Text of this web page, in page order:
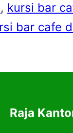
, kursi bar
bar cafe
Raja